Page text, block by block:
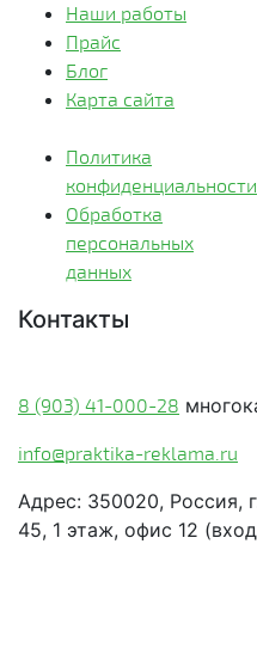
Наши работы
Прайс
Блог
Карта сайта
Политика
конфиденциальности
Обработка
персональных
данных
Контакты
8 (903) 41-000-28
info@praktika-reklama.ru
Адрес: 350020, Россия,
45, 1 этаж, офис 12